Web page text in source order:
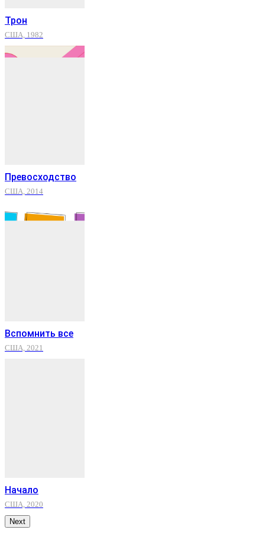
Трон
США, 1982
Превосходство
США, 2014
Вспомнить все
США, 2021
Начало
США, 2020
Next